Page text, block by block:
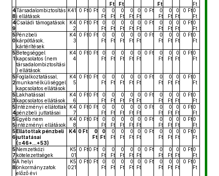
Ft
Ft
Ft
Ft
4
8
Társadalombiztosítás
i ellátások
K41 0 Ft0 Ft
0
Ft
0
Ft
0
Ft
0
Ft
0
Ft
0 Ft
0
Ft
0
Ft
0
Ft
0 Ft0
Ft
4
9
Családi támogatások
K4
2
0 Ft0 Ft
0
Ft
0
Ft
0
Ft
0
Ft
0
Ft
0 Ft
0
Ft
0
Ft
0
Ft
0 Ft0
Ft
5
0
Pénzbeli
kárpótlások,
kártérítések
K4
3
0 Ft0 Ft
0
Ft
0
Ft
0
Ft
0
Ft
0
Ft
0 Ft
0
Ft
0
Ft
0
Ft
0 Ft0
Ft
5
1
Betegséggel
kapcsolatos (nem
társadalombiztosítási
) ellátások
K4
4
0 Ft0 Ft
0
Ft
0
Ft
0
Ft
0
Ft
0
Ft
0 Ft
0
Ft
0
Ft
0
Ft
0 Ft0
Ft
5
2
Foglalkoztatással,
munkanélküliséggel
kapcsolatos ellátások
K4
5
0 Ft0 Ft
0
Ft
0
Ft
0
Ft
0
Ft
0
Ft
0 Ft
0
Ft
0
Ft
0
Ft
0 Ft0
Ft
5
3
Lakhatással
kapcsolatos ellátások
K4
6
0 Ft0 Ft
0
Ft
0
Ft
0
Ft
0
Ft
0
Ft
0 Ft
0
Ft
0
Ft
0
Ft
0 Ft0
Ft
5
4
Intézményi ellátottak
pénzbeli juttatásai
K4
7
0 Ft0 Ft
0
Ft
0
Ft
0
Ft
0
Ft
0
Ft
0 Ft
0
Ft
0
Ft
0
Ft
0 Ft0
Ft
5
5
Egyéb nem
intézményi ellátások
K4
8
0 Ft0 Ft
0
Ft
0
Ft
0
Ft
0
Ft
0
Ft
0 Ft
0
Ft
0
Ft
0
Ft
0 Ft0
Ft
5
6
Ellátottak pénzbeli
juttatásai
(=46+...+53)
K4 0 Ft
0
Ft
0
Ft
0
Ft
0
Ft
0
Ft
0
Ft
0 Ft
0
Ft
0
Ft
0
Ft
0 Ft0
Ft
5
7
Nemzetközi
kötelezettségek
K5
01
0 Ft0 Ft
0
Ft
0
Ft
0
Ft
0
Ft
0
Ft
0 Ft
0
Ft
0
Ft
0
Ft
0 Ft0
Ft
5
8
A helyi
önkormányzatok
előző évi
K5
021
0 Ft0 Ft
0
Ft
0
Ft
0
Ft
0
Ft
0
Ft
0 Ft
0
Ft
0
Ft
0
Ft
0 Ft0
Ft